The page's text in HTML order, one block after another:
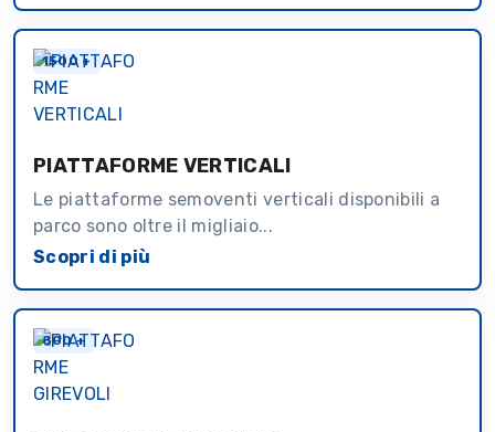
1500 +
PIATTAFORME VERTICALI
Le piattaforme semoventi verticali disponibili a
parco sono oltre il migliaio...
Scopri di più
800 +